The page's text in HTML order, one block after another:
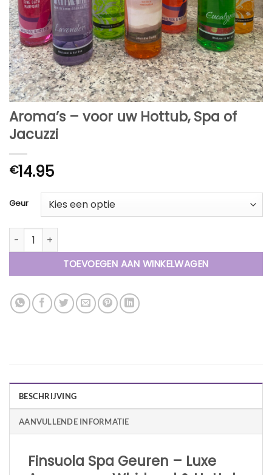
Aroma’s – voor uw Hottub, Spa of
Jacuzzi
€14.95
Geur
Aroma's - voor uw Hottub, Spa of Jacuzzi aantal
TOEVOEGEN AAN WINKELWAGEN
BESCHRIJVING
AANVULLENDE INFORMATIE
Finsuola Spa Geuren – Luxe